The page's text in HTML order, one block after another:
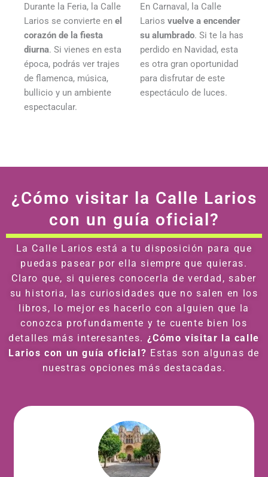
Durante la Feria, la Calle
Larios se convierte en el
corazón de la fiesta
diurna. Si vienes en esta
época, podrás ver trajes
de flamenca, música,
bullicio y un ambiente
espectacular.
En Carnaval, la Calle
Larios vuelve a encender
su alumbrado. Si te la has
perdido en Navidad, esta
es otra gran oportunidad
para disfrutar de este
espectáculo de luces.
¿Cómo visitar la Calle Larios
con un guía oficial?
La Calle Larios está a tu disposición para que
puedas pasear por ella siempre que quieras.
Claro que, si quieres conocerla de verdad, saber
su historia, las curiosidades que no salen en los
libros, lo mejor es hacerlo con alguien que la
conozca profundamente y te cuente bien los
detalles más interesantes. ¿Cómo visitar la calle
Larios con un guía oficial? Estas son algunas de
nuestras opciones más destacadas.